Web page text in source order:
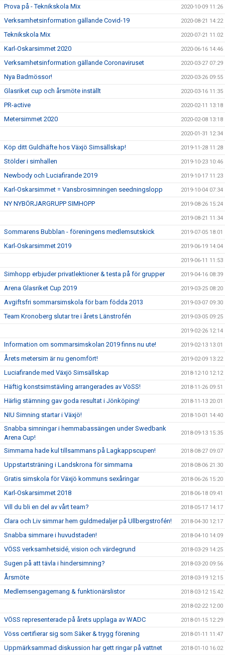
Prova på - Teknikskola Mix 2020-10-09 11:26
Verksamhetsinformation gällande Covid-19 2020-08-21 14:22
Teknikskola Mix 2020-07-21 11:02
Karl-Oskarsimmet 2020 2020-06-16 14:46
Verksamhetsinformation gällande Coronaviruset 2020-03-27 07:29
Nya Badmössor! 2020-03-26 09:55
Glasriket cup och årsmöte inställt 2020-03-16 11:35
PR-active 2020-02-11 13:18
Metersimmet 2020 2020-02-08 13:18
2020-01-31 12:34
Köp ditt Guldhäfte hos Växjö Simsällskap! 2019-11-28 11:28
Stölder i simhallen 2019-10-23 10:46
Newbody och Luciafirande 2019 2019-10-17 11:23
Karl-Oskarsimmet = Vansbrosimningen seedningslopp 2019-10-04 07:34
NY NYBÖRJARGRUPP SIMHOPP 2019-08-26 15:24
2019-08-21 11:34
Sommarens Bubblan - föreningens medlemsutskick 2019-07-05 18:01
Karl-Oskarsimmet 2019 2019-06-19 14:04
2019-06-11 11:53
Simhopp erbjuder privatlektioner & testa på för grupper 2019-04-16 08:39
Arena Glasriket Cup 2019 2019-03-25 08:20
Avgiftsfri sommarsimskola för barn födda 2013 2019-03-07 09:30
Team Kronoberg slutar tre i årets Länstrofén 2019-03-05 09:25
2019-02-26 12:14
Information om sommarsimskolan 2019 finns nu ute! 2019-02-13 13:01
Årets metersim är nu genomfört! 2019-02-09 13:22
Luciafirande med Växjö Simsällskap 2018-12-10 12:12
Häftig konstsimstävling arrangerades av VöSS! 2018-11-26 09:51
Härlig stämning gav goda resultat i Jönköping! 2018-11-13 20:01
NIU Simning startar i Växjö! 2018-10-01 14:40
Snabba simningar i hemmabassängen under Swedbank
Arena Cup!
2018-09-13 15:35
Simmarna hade kul tillsammans på Lagkappscupen! 2018-08-27 09:07
Uppstartsträning i Landskrona för simmarna 2018-08-06 21:30
Gratis simskola för Växjö kommuns sexåringar 2018-06-26 15:20
Karl-Oskarsimmet 2018 2018-06-18 09:41
Vill du bli en del av vårt team? 2018-05-17 14:17
Clara och Liv simmar hem guldmedaljer på Ullbergstrofén! 2018-04-30 12:17
Snabba simmare i huvudstaden! 2018-04-10 14:09
VÖSS verksamhetsidé, vision och värdegrund 2018-03-29 14:25
Sugen på att tävla i hindersimning? 2018-03-20 09:56
Årsmöte 2018-03-19 12:15
Medlemsengagemang & funktionärslistor 2018-03-12 15:42
2018-02-22 12:00
VÖSS representerade på årets upplaga av WADC 2018-01-15 12:29
Vöss certifierar sig som Säker & trygg förening 2018-01-11 11:47
Uppmärksammad diskussion har gett ringar på vattnet 2018-01-10 16:02